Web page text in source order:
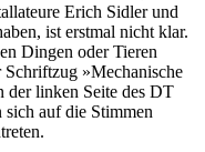
Erich Sidler und
ist erstmal nicht klar.
Dingen oder Tieren
»Mechanische
der linken Seite des DT
sich auf die Stimmen